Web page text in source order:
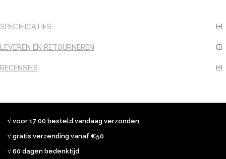
SPECIFICATIES
LEVEREN EN RETOURNEREN
RECENSIES
√ voor 17:00 besteld vandaag verzonden
√ gratis verzending vanaf €50
√ 60 dagen bedenktijd